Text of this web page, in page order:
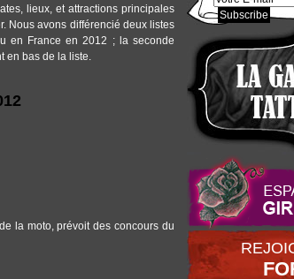
lieux, et attractions principales
Nous avons différencié deux listes
en France en 2012 ; la seconde
en bas de la liste.
la moto, prévoit des concours du